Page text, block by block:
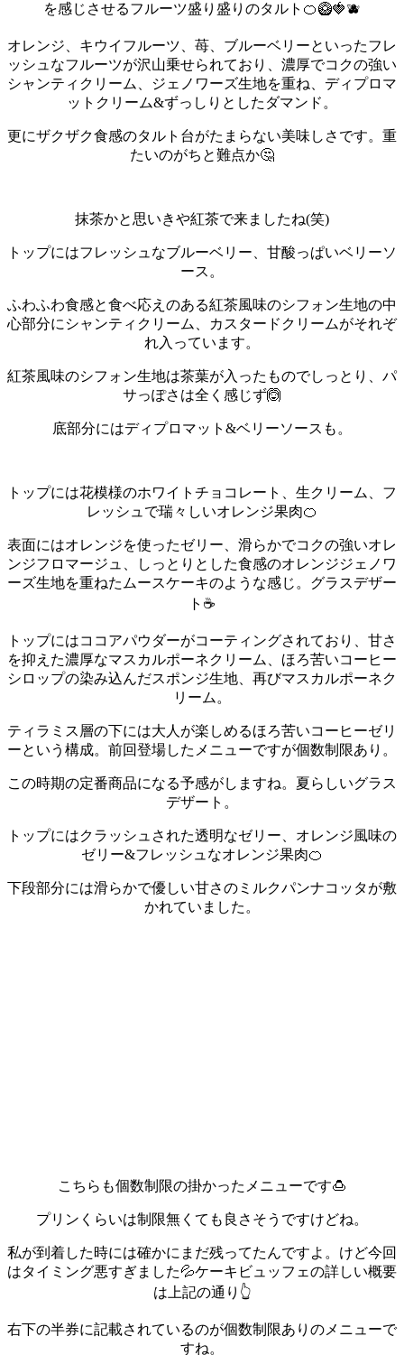
を感じさせるフルーツ盛り盛りのタルト🍊🥝🍓🫐
オレンジ、キウイフルーツ、苺、ブルーベリーといったフレ
ッシュなフルーツが沢山乗せられており、濃厚でコクの強い
シャンティクリーム、ジェノワーズ生地を重ね、ディプロマ
ットクリーム&ずっしりとしたダマンド。
更にザクザク食感のタルト台がたまらない美味しさです。重
たいのがちと難点か🤔
抹茶かと思いきや紅茶で来ましたね(笑)
トップにはフレッシュなブルーベリー、甘酸っぱいベリーソ
ース。
ふわふわ食感と食べ応えのある紅茶風味のシフォン生地の中
心部分にシャンティクリーム、カスタードクリームがそれぞ
れ入っています。
紅茶風味のシフォン生地は茶葉が入ったものでしっとり、パ
サっぽさは全く感じず🙆
底部分にはディプロマット&ベリーソースも。
トップには花模様のホワイトチョコレート、生クリーム、フ
レッシュで瑞々しいオレンジ果肉🍊
表面にはオレンジを使ったゼリー、滑らかでコクの強いオレ
ンジフロマージュ、しっとりとした食感のオレンジジェノワ
ーズ生地を重ねたムースケーキのような感じ。 グラスデザー
ト☕
トップにはココアパウダーがコーティングされており、甘さ
を抑えた濃厚なマスカルポーネクリーム、ほろ苦いコーヒー
シロップの染み込んだスポンジ生地、再びマスカルポーネク
リーム。
ティラミス層の下には大人が楽しめるほろ苦いコーヒーゼリ
ーという構成。 前回登場したメニューですが個数制限あり。
この時期の定番商品になる予感がしますね。 夏らしいグラス
デザート。
トップにはクラッシュされた透明なゼリー、オレンジ風味の
ゼリー&フレッシュなオレンジ果肉🍊
下段部分には滑らかで優しい甘さのミルクパンナコッタが敷
かれていました。
こちらも個数制限の掛かったメニューです🍮
プリンくらいは制限無くても良さそうですけどね。
私が到着した時には確かにまだ残ってたんですよ。けど今回
はタイミング悪すぎました💦ケーキビュッフェの詳しい概要
は上記の通り👆️
右下の半券に記載されているのが個数制限ありのメニューで
すね。